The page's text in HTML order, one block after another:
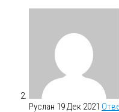
Руслан 19 Дек 2021